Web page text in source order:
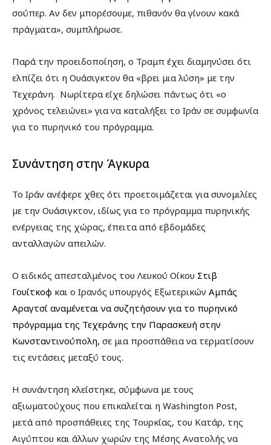
σούπερ. Αν δεν μπορέσουμε, πιθανόν θα γίνουν κακά
πράγματα», συμπλήρωσε.
Παρά την προειδοποίηση, ο Τραμπ έχει διαμηνύσει ότι
ελπίζει ότι η Ουάσιγκτον θα «βρει μια λύση» με την
Τεχεράνη. Νωρίτερα είχε δηλώσει πάντως ότι «ο
χρόνος τελειώνει» για να καταλήξει το Ιράν σε συμφωνία
για το πυρηνικό του πρόγραμμα.
Συνάντηση στην Άγκυρα
Το Ιράν ανέφερε χθες ότι προετοιμάζεται για συνομιλίες
με την Ουάσιγκτον, ιδίως για το πρόγραμμα πυρηνικής
ενέργειας της χώρας, έπειτα από εβδομάδες
ανταλλαγών απειλών.
Ο ειδικός απεσταλμένος του Λευκού Οίκου Στιβ
Γουίτκοφ και ο Ιρανός υπουργός Εξωτερικών Αμπάς
Αραγτσί αναμένεται να συζητήσουν για το πυρηνικό
πρόγραμμα της Τεχεράνης την Παρασκευή στην
Κωνσταντινούπολη, σε μια προσπάθεια να τερματίσουν
τις εντάσεις μεταξύ τους.
Η συνάντηση κλείστηκε, σύμφωνα με τους
αξιωματούχους που επικαλείται η Washington Post,
μετά από προσπάθειες της Τουρκίας, του Κατάρ, της
Αιγύπτου και άλλων χωρών της Μέσης Ανατολής να